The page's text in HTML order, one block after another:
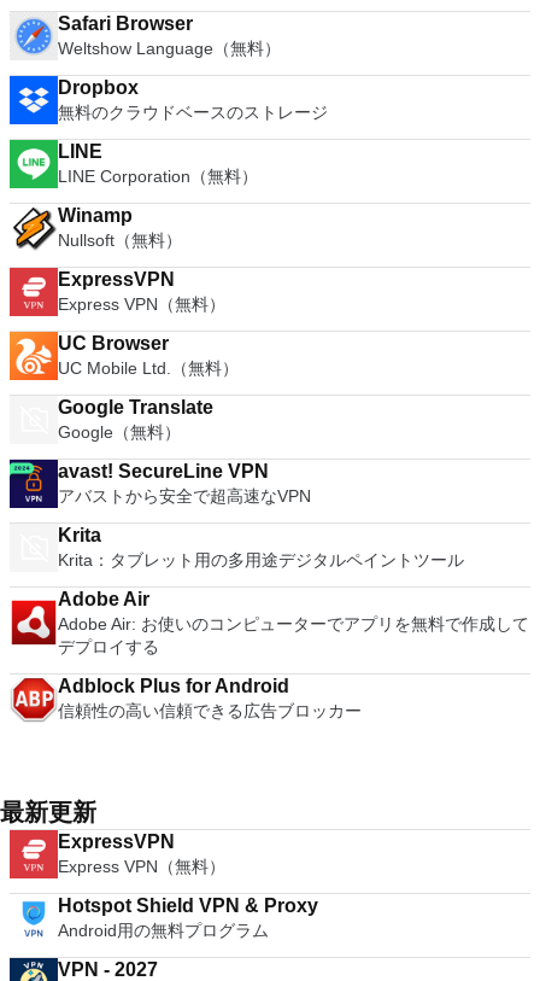
Safari Browser
Weltshow Language（無料）
Dropbox
無料のクラウドベースのストレージ
LINE
LINE Corporation（無料）
Winamp
Nullsoft（無料）
ExpressVPN
Express VPN（無料）
UC Browser
UC Mobile Ltd.（無料）
Google Translate
Google（無料）
avast! SecureLine VPN
アバストから安全で超高速なVPN
Krita
Krita：タブレット用の多用途デジタルペイントツール
Adobe Air
Adobe Air: お使いのコンピューターでアプリを無料で作成して
デプロイする
Adblock Plus for Android
信頼性の高い信頼できる広告ブロッカー
最新更新
ExpressVPN
Express VPN（無料）
Hotspot Shield VPN & Proxy
Android用の無料プログラム
VPN - 2027